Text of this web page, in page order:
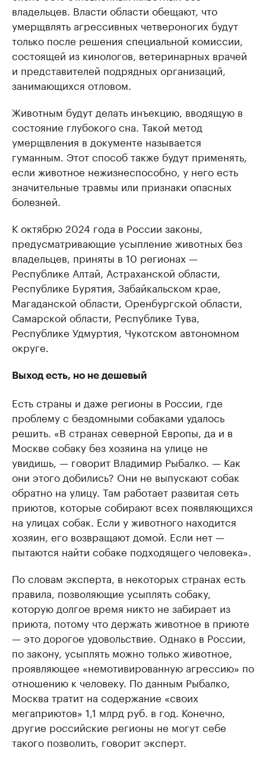
владельцев. Власти области обещают, что
умерщвлять агрессивных четвероногих будут
только после решения специальной комиссии,
состоящей из кинологов, ветеринарных врачей
и представителей подрядных организаций,
занимающихся отловом.
Животным будут делать инъекцию, вводящую в
состояние глубокого сна. Такой метод
умерщвления в документе называется
гуманным. Этот способ также будут применять,
если животное нежизнеспособно, у него есть
значительные травмы или признаки опасных
болезней.
К октябрю 2024 года в России законы,
предусматривающие усыпление животных без
владельцев, приняты в 10 регионах —
Республике Алтай, Астраханской области,
Республике Бурятия, Забайкальском крае,
Магаданской области, Оренбургской области,
Самарской области, Республике Тува,
Республике Удмуртия, Чукотском автономном
округе.
Выход есть, но не дешевый
Есть страны и даже регионы в России, где
проблему с бездомными собаками удалось
решить. «В странах северной Европы, да и в
Москве собаку без хозяина на улице не
увидишь, — говорит Владимир Рыбалко. — Как
они этого добились? Они не выпускают собак
обратно на улицу. Там работает развитая сеть
приютов, которые собирают всех появляющихся
на улицах собак. Если у животного находится
хозяин, его возвращают домой. Если нет —
пытаются найти собаке подходящего человека».
По словам эксперта, в некоторых странах есть
правила, позволяющие усыплять собаку,
которую долгое время никто не забирает из
приюта, потому что держать животное в приюте
— это дорогое удовольствие. Однако в России,
по закону, усыплять можно только животное,
проявляющее «немотивированную агрессию» по
отношению к человеку. По данным Рыбалко,
Москва тратит на содержание «своих
мегаприютов» 1,1 млрд руб. в год. Конечно,
другие российские регионы не могут себе
такого позволить, говорит эксперт.